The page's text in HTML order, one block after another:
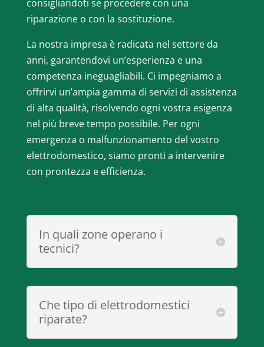
consigliandoti se procedere con una
riparazione o con la sostituzione.
La nostra impresa è radicata nel settore da
anni, garantendovi un’esperienza e una
competenza ineguagliabili. Ci impegniamo a
offrirvi un’ampia gamma di servizi di assistenza
di alta qualità, risolvendo ogni vostra esigenza
nel più breve tempo possibile. Per ogni
emergenza o malfunzionamento del vostro
elettrodomestico, siamo pronti a intervenire
con prontezza e efficienza.
In quali zone operano i
tecnici?
Che tipo di elettrodomestici
riparate?